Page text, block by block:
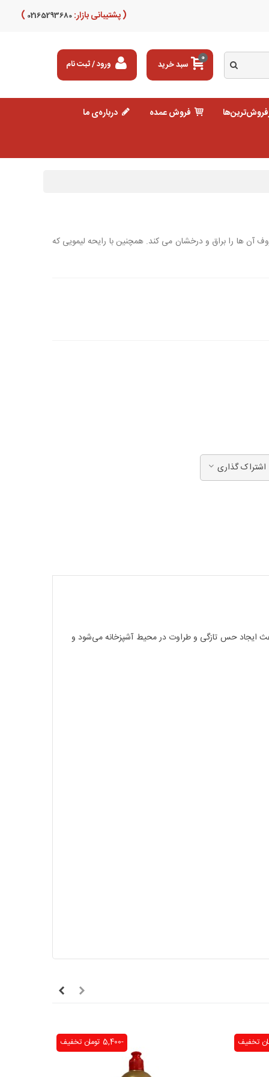
( پشتیبانی بازار: 02165293680
)
0
سبد خرید ورود / ثبت نام
فروش عمده درباره‌ی ما
آن ها را براق و درخشان می کند. همچنین با رایحه لیمویی که
اشتراک گذاری
باعث ایجاد حس تازگی و طراوت در محیط آشپزخانه می‌شود و
تخفیف تخفیف -5,400 تومان